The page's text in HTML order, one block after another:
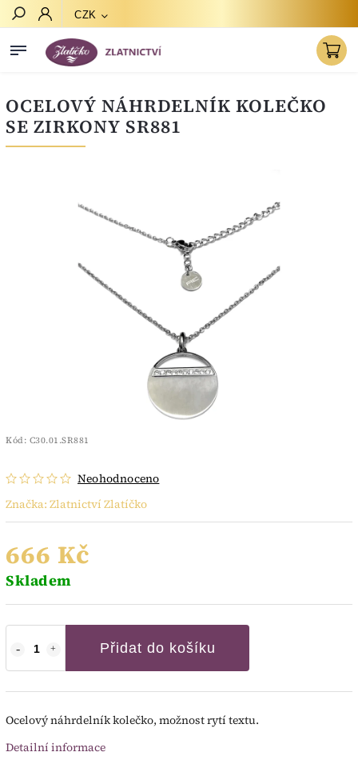
CZK
OCELOVÝ NÁHRDELNÍK KOLEČKO
SE ZIRKONY SR881
Kód: C30.01.SR881
Neohodnoceno
Značka: Zlatnictví Zlatíčko
666 Kč
Skladem
Přidat do košíku
Ocelový náhrdelník kolečko, možnost rytí textu.
Detailní informace